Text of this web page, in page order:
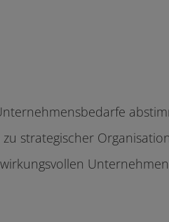
strategischer